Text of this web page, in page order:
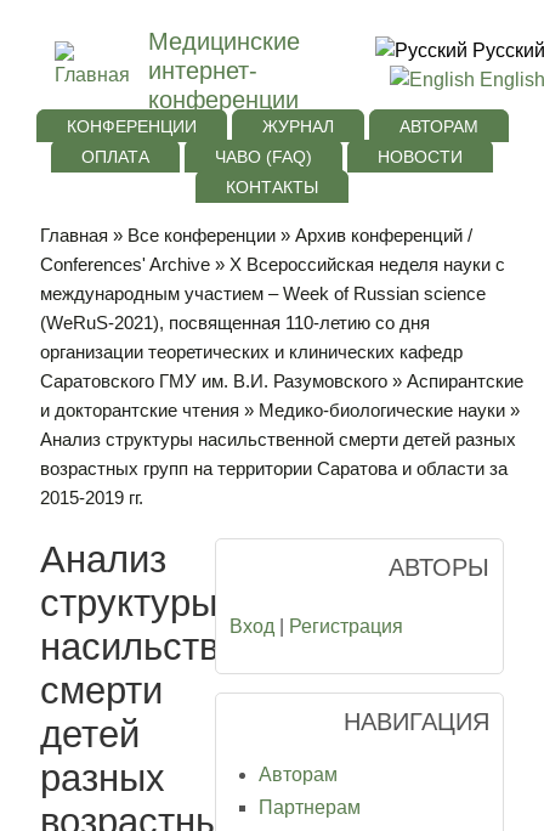
Медицинские
интернет-
конференции
Русский
English
КОНФЕРЕНЦИИ ЖУРНАЛ
АВТОРАМ
ОПЛАТА
ЧАВО (FAQ)
НОВОСТИ
КОНТАКТЫ
Главная » Все конференции »Архив конференций /
Conferences' Archive » Х Всероссийская неделя науки с
международным участием – Week of Russian science
(WeRuS-2021), посвященная 110-летию со дня
организации теоретических и клинических кафедр
Саратовского ГМУ им. В.И. Разумовского »Аспирантские
и докторантские чтения » Медико-биологические науки »
Анализ структуры насильственной смерти детей разных
возрастных групп на территории Саратова и области за
2015-2019 гг.
Анализ
структуры
насильственной
смерти
детей
разных
возрастных
АВТОРЫ
Вход Регистрация
НАВИГАЦИЯ
Авторам
Партнерам